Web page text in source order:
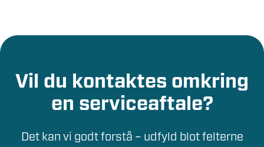
Vil du kontaktes omkring
en serviceaftale?
Det kan vi godt forstå – udfyld blot felterne